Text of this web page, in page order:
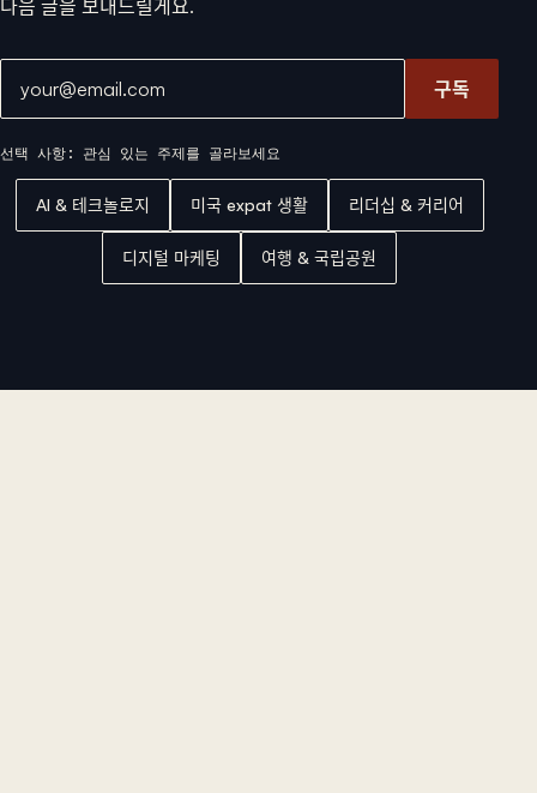
다음 글을 보내드릴게요.
구독
선택 사항: 관심 있는 주제를 골라보세요
AI & 테크놀로지 미국 expat 생활 리더십 & 커리어
디지털 마케팅 여행 & 국립공원